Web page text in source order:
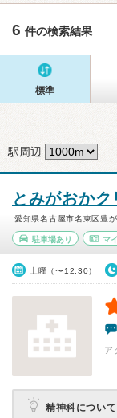
6 件の検索結果
標準
駅周辺
とみがおかク
愛知県名古屋市名東区豊が
駐車場あり マ
土曜（〜12:30）
ア
精神科について